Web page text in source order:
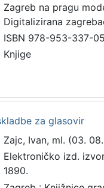
Zagreb na pragu
Digitalizirana
ISBN 978-953-337-
Knjige
za glasovir
Zajc, Ivan, ml. (03. 08.
Elektroničko izd.
1890.